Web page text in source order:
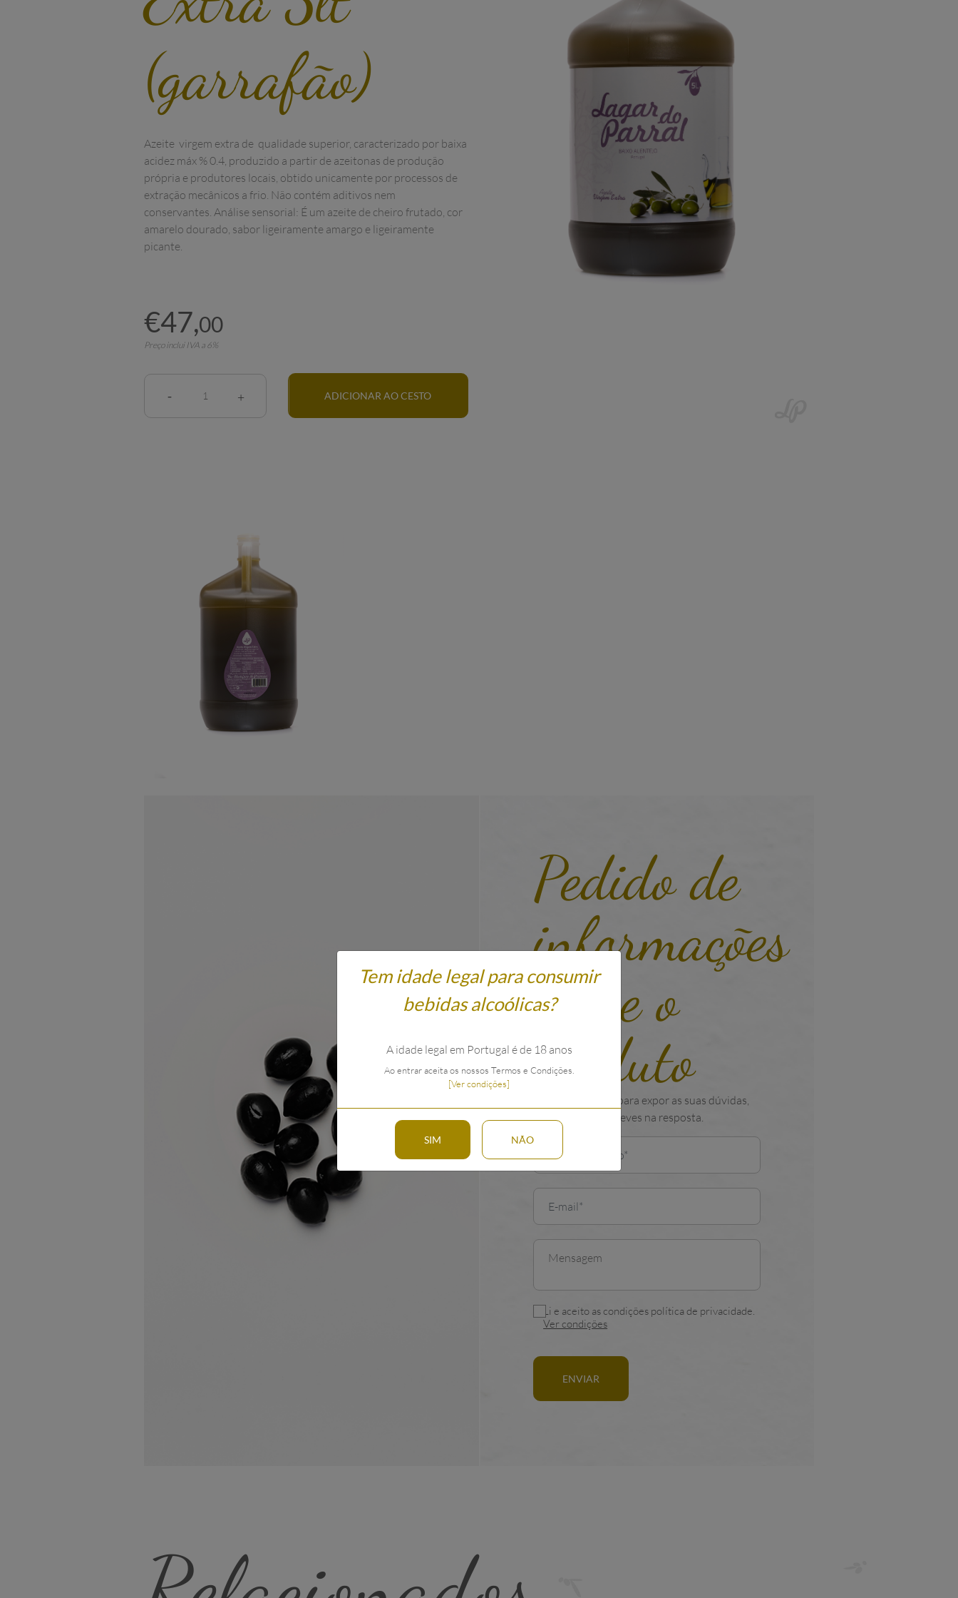
(garrafão)
Azeite  virgem extra de  qualidade superior, caracterizado por baixa
acidez máx % 0.4, produzido a partir de azeitonas de produção
própria e produtores locais, obtido unicamente por processos de
extração mecânicos a frio. Não contém aditivos nem
conservantes. Análise sensorial: É um azeite de cheiro frutado, cor
amarelo dourado, sabor ligeiramente amargo e ligeiramente
picante.
€47,00
Preço inclui IVA a 6%
ADICIONAR AO CESTO
Pedido de
informações
sobre o
produto
Use o formulário para expor as suas dúvidas,
tentaremos ser breves na resposta.
Li e aceito as condições política de privacidade.
Ver condições
ENVIAR
Tem idade legal para consumir
bebidas alcoólicas?
A idade legal em Portugal é de 18 anos
Ao entrar aceita os nossos Termos e Condições.
[Ver condições]
SIM NÃO